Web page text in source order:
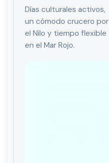
Días culturales activos,
un cómodo crucero por
el Nilo y tiempo flexible
en el Mar Rojo.